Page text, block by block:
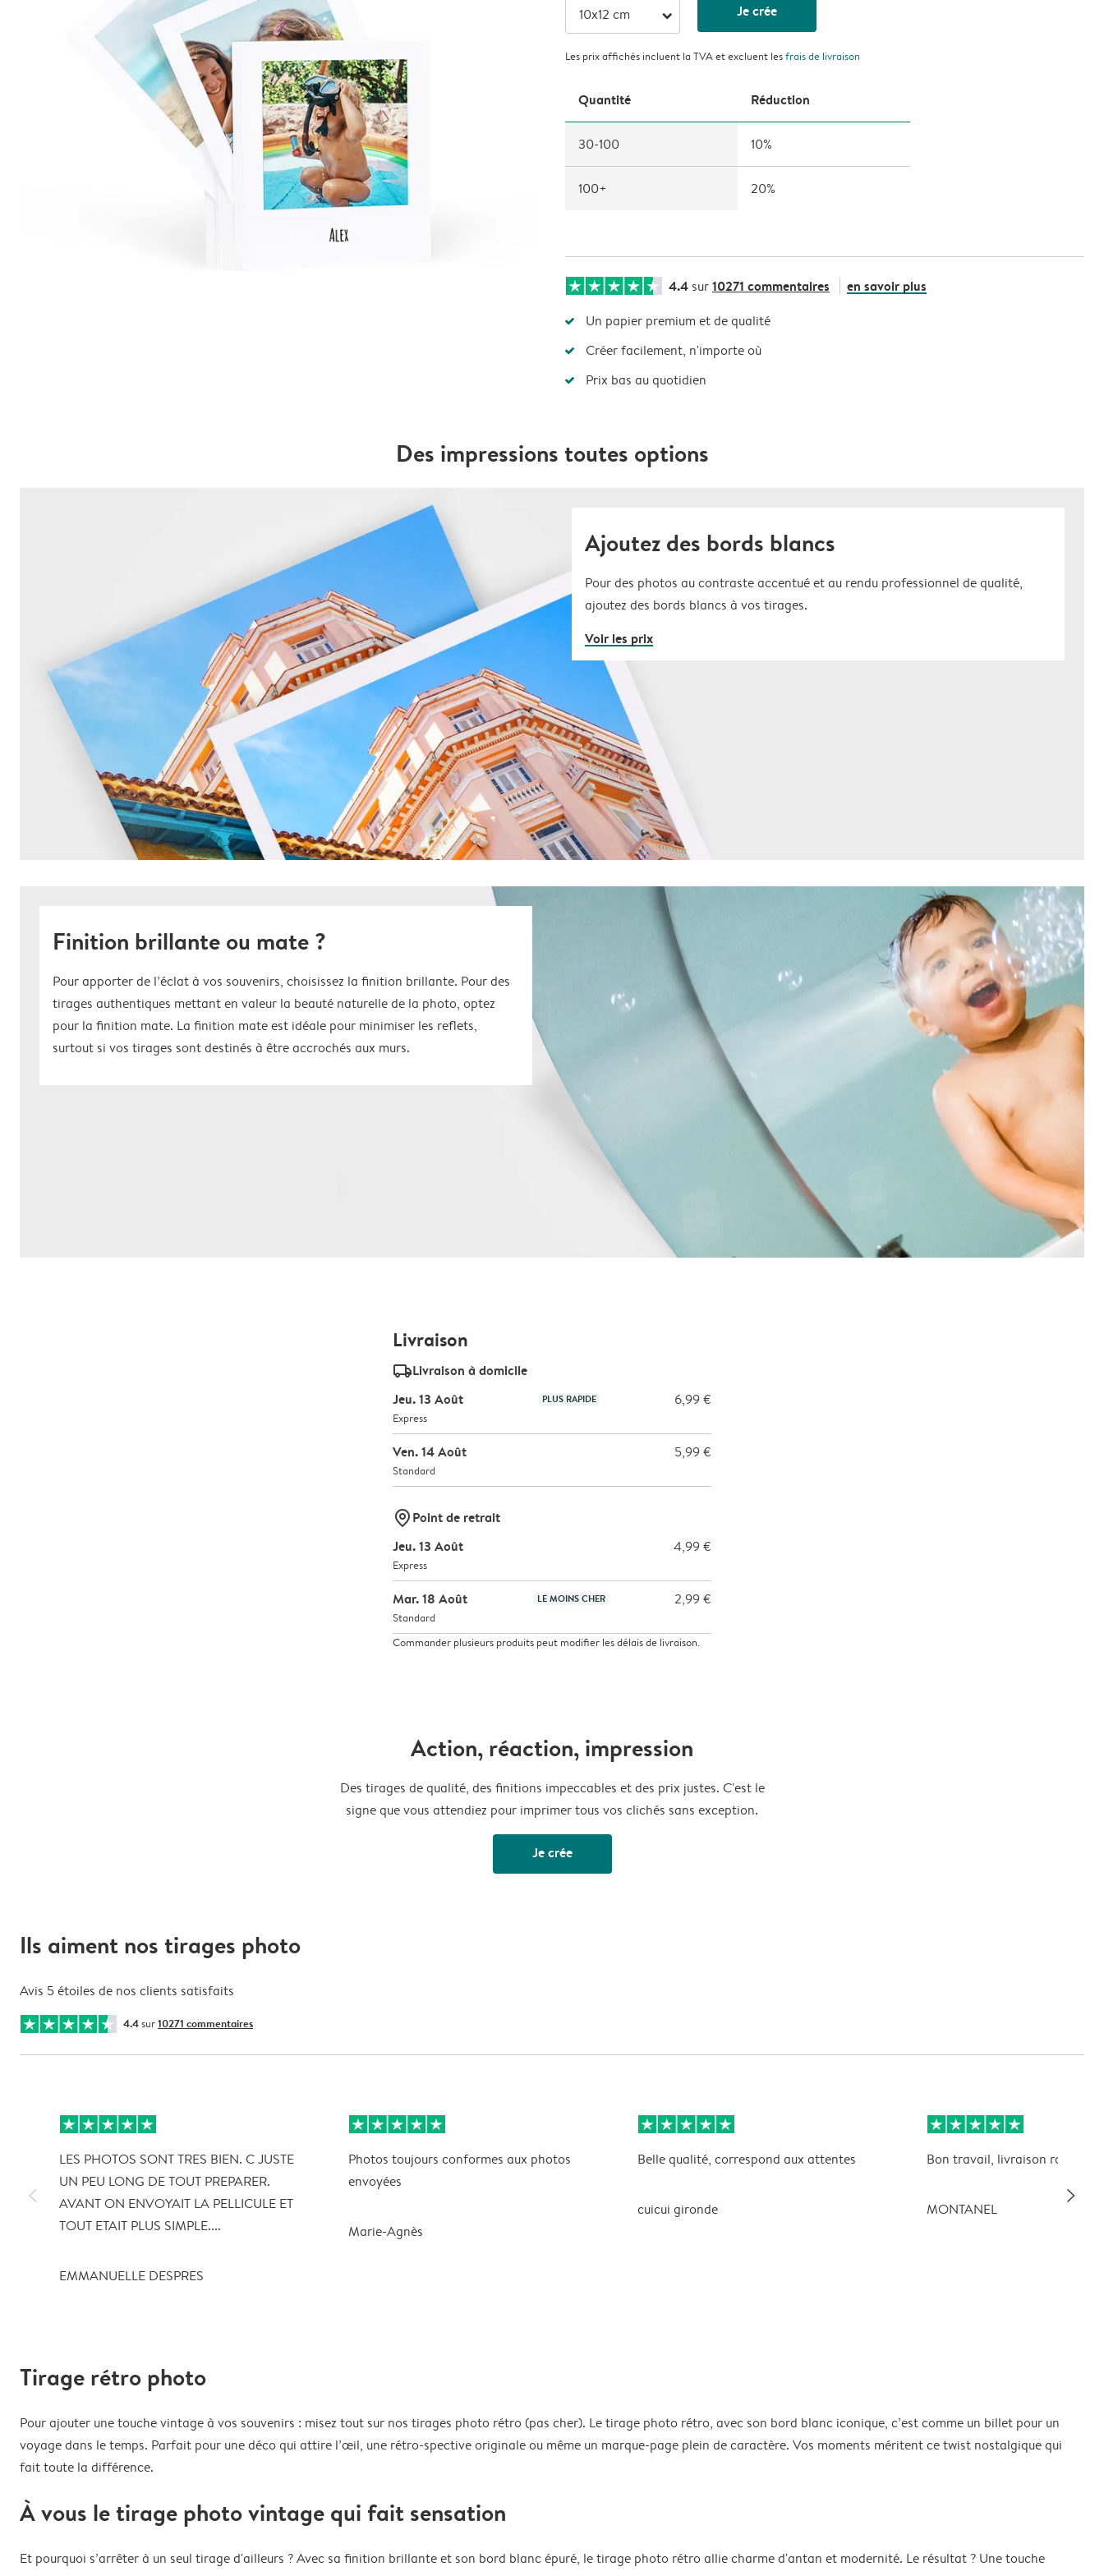
arrow_right Je crée
Les prix affichés incluent la TVA et excluent lesfrais de livraison
Quantité Réduction
30-100 10%
100+ 20%
4.4 sur10271 commentaires en savoir plus
Un papier premium et de qualité
Créer facilement, n'importe où
Prix bas au quotidien
Des impressions toutes options
Ajoutez des bords blancs
Pour des photos au contraste accentué et au rendu professionnel de qualité,
ajoutez des bords blancs à vos tirages.
Voir les prix
Finition brillante ou mate ?
Pour apporter de l’éclat à vos souvenirs, choisissez la finition brillante. Pour des
tirages authentiques mettant en valeur la beauté naturelle de la photo, optez
pour la finition mate. La finition mate est idéale pour minimiser les reflets,
surtout si vos tirages sont destinés à être accrochés aux murs.
Livraison
delivery_standard_v2Livraison à domicile
Jeu. 13 Août
PLUS RAPIDE 6,99 €
Express
Ven. 14 Août 5,99 €
Standard
marker-pinPoint de retrait
Jeu. 13 Août
4,99 €
Express
Mar. 18 Août LE MOINS CHER 2,99 €
Standard
Commander plusieurs produits peut modifier les délais de livraison.
Action, réaction, impression
Des tirages de qualité, des finitions impeccables et des prix justes. C'est le
signe que vous attendiez pour imprimer tous vos clichés sans exception.
Je crée
Ils aiment nos tirages photo
Avis 5 étoiles de nos clients satisfaits
4.4sur10271 commentaires
slim_arrow_left
LES PHOTOS SONT TRES BIEN. C JUSTE
UN PEU LONG DE TOUT PREPARER.
AVANT ON ENVOYAIT LA PELLICULE ET
TOUT ETAIT PLUS SIMPLE....
EMMANUELLE DESPRES
Photos toujours conformes aux photos
envoyées
Marie-Agnès
Belle qualité, correspond aux attentes
cuicui gironde
Bon travail, livraison rapide.
MONTANEL slim_arrow_right
Tirage rétro photo
Pour ajouter une touche vintage à vos souvenirs : misez tout sur nos tirages photo rétro (pas cher). Le tirage photo rétro, avec son bord blanc iconique, c’est comme un billet pour un
voyage dans le temps. Parfait pour une déco qui attire l’œil, une rétro-spective originale ou même un marque-page plein de caractère. Vos moments méritent ce twist nostalgique qui
fait toute la différence.
À vous le tirage photo vintage qui fait sensation
Et pourquoi s’arrêter à un seul tirage d'ailleurs ? Avec sa finition brillante et son bord blanc épuré, le tirage photo rétro allie charme d'antan et modernité. Le résultat ? Une touche